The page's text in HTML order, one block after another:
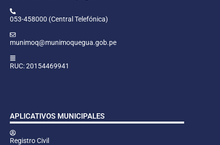
053-458000 (Central Telefónica)
munimoq@munimoquegua.gob.pe
RUC: 20154469941
APLICATIVOS MUNICIPALES
Registro Civil